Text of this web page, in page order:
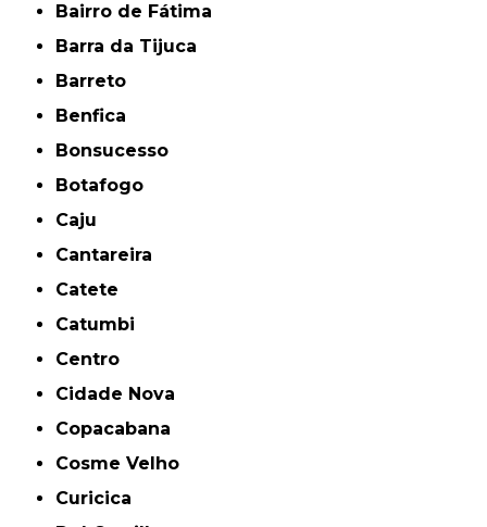
Bairro de Fátima
Barra da Tijuca
Barreto
Benfica
Bonsucesso
Botafogo
Caju
Cantareira
Catete
Catumbi
Centro
Cidade Nova
Copacabana
Cosme Velho
Curicica